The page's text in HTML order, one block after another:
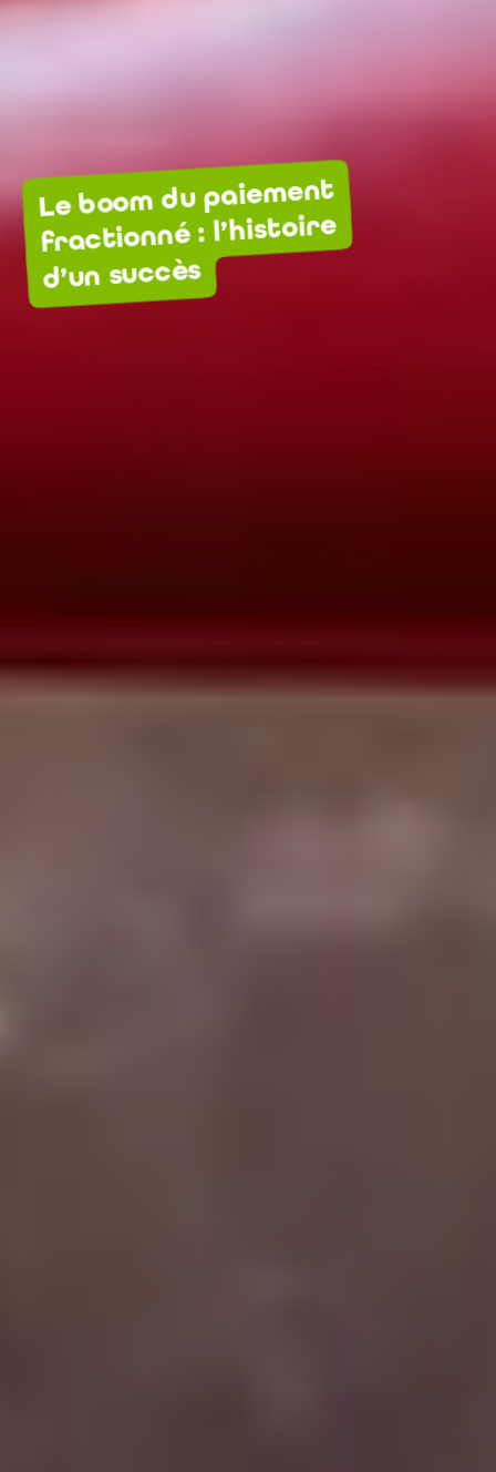
Le boom du paiement
fractionné : l’histoire
d’un succès